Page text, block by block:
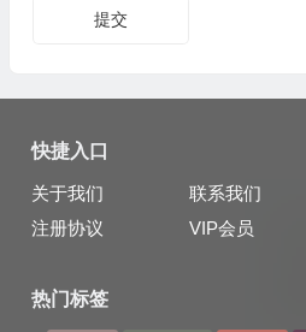
提交
快捷入口
关于我们 联系我们
注册协议
VIP会员
热门标签